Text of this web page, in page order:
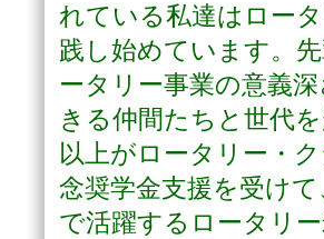
れている私達はロー
践し始めています。
ータリー事業の意義
きる仲間たちと世代
以上がロータリー・
念奨学金支援を受け
で活躍するロータリ